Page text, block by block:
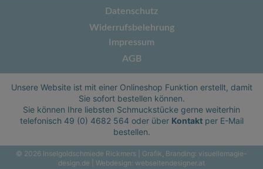
Datenschutz
Widerrufsbelehrung
Impressum
AGB
Unsere Website ist mit einer Onlineshop Funktion erstellt, damit
Sie sofort bestellen können.
Sie können Ihre liebsten Schmuckstücke gerne weiterhin
telefonisch 49 (0) 4682 564 oder über Kontaktper E-Mail
bestellen.
© 2026 Inselgoldschmiede Rickmers | Grafik, Branding: visuellemagie-
design.de | Webdesign: webseitendesigner.at